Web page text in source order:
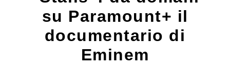
su Paramount+ il
documentario di
Eminem